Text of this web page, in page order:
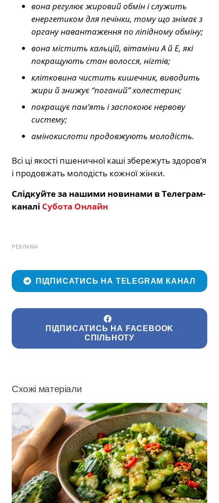
вона регулює жировий обмін і служить
енергетиком для печінки, тому що знімає з
органу навантаження по ліпідному обміну;
вона містить кальцій, вітаміни А й Е, які
покращують стан волосся, нігтів;
клітковина чистить кишечник, виводить
жири й знижує “поганий” холестерин;
покращує пам’ять і заспокоює нервову
систему;
амінокислоти продовжують молодість.
Всі ці якості пшеничної каші збережуть здоров’я
і продовжать молодість кожної жінки.
Слідкуйте за нашими новинами в Телеграм-
каналі Субота Онлайн
РЕКЛАМА
ПІДПИСАТИСЬ НА TELEGRAM КАНАЛ
ПІДПИСАТИСЬ НА FACEBOOK
СПІЛЬНОТУ
Схожі матеріали